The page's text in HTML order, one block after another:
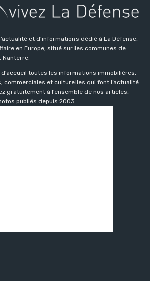
et d’informations dédié à La Défense,
en Europe, situé sur les communes de
Nanterre.
toutes les informations immobilières,
commerciales et culturelles qui font l’actualité
gratuitement à l’ensemble de nos articles,
publiés depuis 2003.